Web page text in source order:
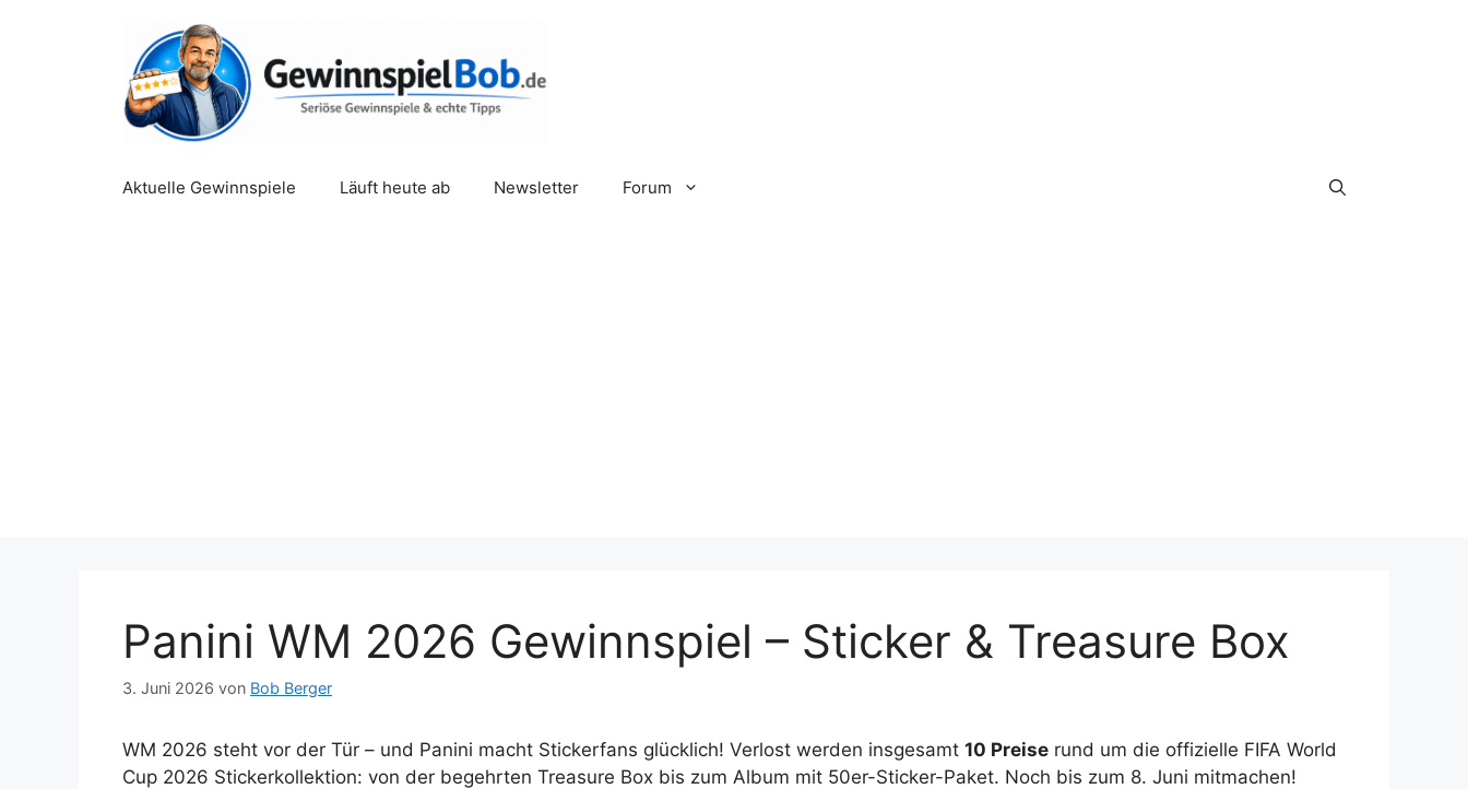
Aktuelle Gewinnspiele Läuft heute ab Newsletter Forum
Panini WM 2026 Gewinnspiel – Sticker & Treasure Box
3. Juni 2026 von Bob Berger
WM 2026 steht vor der Tür – und Panini macht Stickerfans glücklich! Verlost werden insgesamt 10 Preise rund um die offizielle FIFA World
Cup 2026 Stickerkollektion: von der begehrten Treasure Box bis zum Album mit 50er-Sticker-Paket. Noch bis zum 8. Juni mitmachen!